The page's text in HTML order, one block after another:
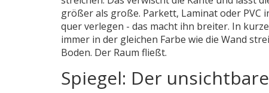
größer als große. Parkett, Laminat oder PVC
quer verlegen - das macht ihn breiter. In
immer in der gleichen Farbe wie die Wand
Boden. Der Raum fließt.
Spiegel: Der